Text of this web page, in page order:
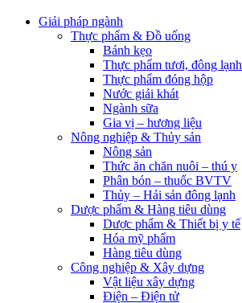
Giải pháp ngành
Thực phẩm & Đồ uống
Bánh kẹo
Thực phẩm tươi, đông lạnh
Thực phẩm đóng hộp
Nước giải khát
Ngành sữa
Gia vị – hương liệu
Nông nghiệp & Thủy sản
Nông sản
Thức ăn chăn nuôi – thú y
Phân bón – thuốc BVTV
Thủy – Hải sản đông lạnh
Dược phẩm & Hàng tiêu dùng
Dược phẩm & Thiết bị y tế
Hóa mỹ phẩm
Hàng tiêu dùng
Công nghiệp & Xây dựng
Vật liệu xây dựng
Điện – Điện tử